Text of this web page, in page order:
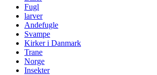
Fugl
larver
Andefugle
Svampe
Kirker i Danmark
Trane
Norge
Insekter